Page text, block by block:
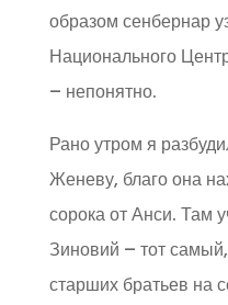
образом сенбернар
Национального
– непонятно.
Рано утром я
Женеву, благо она
сорока от Анси. Там
Зиновий – тот
старших братьев на